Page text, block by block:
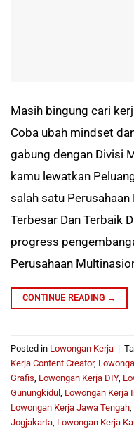
Masih bingung cari
Coba ubah mindset
gabung dengan Divisi
kamu lewatkan
salah satu Perusahaan
Terbesar Dan Terbaik
progress
Perusahaan
CONTINUE READING →
Posted in Lowongan Kerja |
Kerja Content Creator,
Grafis, Lowongan Kerja DIY,
Gunungkidul , Lowongan Kerja
Lowongan Kerja Jawa Tengah,
Jogjakarta, Lowongan Kerja